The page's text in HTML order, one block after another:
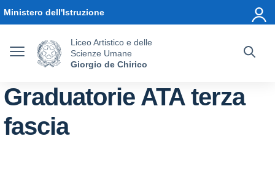
Ministero dell'Istruzione
Liceo Artistico e delle
Scienze Umane
Giorgio de Chirico
Graduatorie ATA terza
fascia